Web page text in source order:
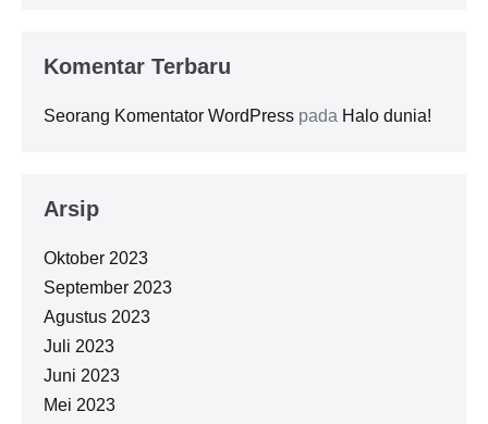
Komentar Terbaru
Seorang Komentator WordPress pada Halo dunia!
Arsip
Oktober 2023
September 2023
Agustus 2023
Juli 2023
Juni 2023
Mei 2023